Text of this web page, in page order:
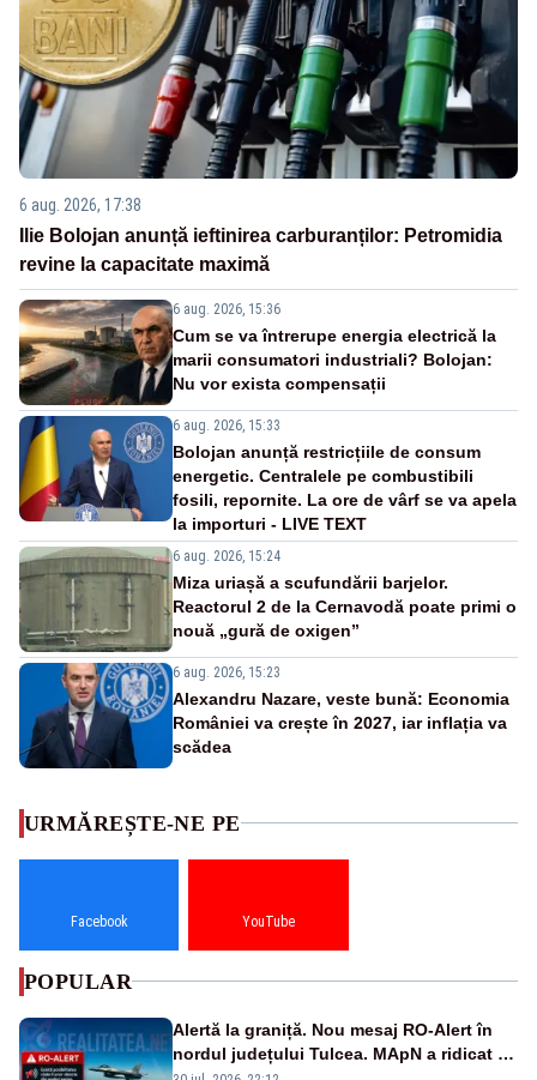
6 aug. 2026, 17:38
Ilie Bolojan anunță ieftinirea carburanților: Petromidia
revine la capacitate maximă
6 aug. 2026, 15:36
Cum se va întrerupe energia electrică la
marii consumatori industriali? Bolojan:
Nu vor exista compensații
6 aug. 2026, 15:33
Bolojan anunță restricțiile de consum
energetic. Centralele pe combustibili
fosili, repornite. La ore de vârf se va apela
la importuri - LIVE TEXT
6 aug. 2026, 15:24
Miza uriașă a scufundării barjelor.
Reactorul 2 de la Cernavodă poate primi o
nouă „gură de oxigen”
6 aug. 2026, 15:23
Alexandru Nazare, veste bună: Economia
României va crește în 2027, iar inflația va
scădea
URMĂREȘTE-NE PE
Facebook YouTube
POPULAR
Alertă la graniță. Nou mesaj RO-Alert în
nordul județului Tulcea. MApN a ridicat de